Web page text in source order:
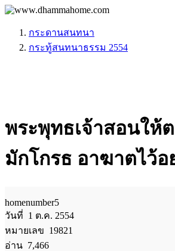
กระดานสนทนา
กระทู้สนทนาธรรม 2554
พระพุทธเจ้าสอนให้
มักโกรธ อาฆาตไว้อ
homenumber5
วันที่ 1 ต.ค. 2554
หมายเลข 19821
อ่าน 7,466